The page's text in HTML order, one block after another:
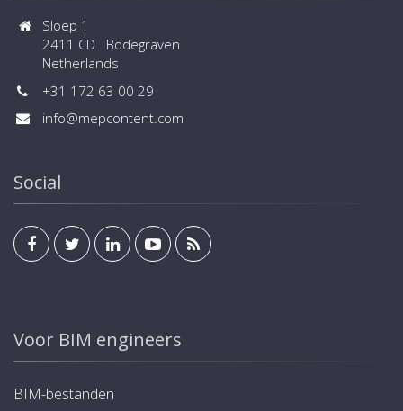
Sloep 1
2411 CD Bodegraven
Netherlands
+31 172 63 00 29
info@mepcontent.com
Social
Voor BIM engineers
BIM-bestanden